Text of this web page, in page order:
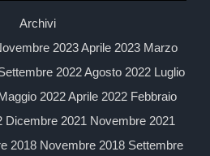
Archivi
2023 Aprile 2023 Marzo
2022 Agosto 2022 Luglio
2022 Aprile 2022 Febbraio
Dicembre 2021 Novembre 2021
2018 Novembre 2018 Settembre